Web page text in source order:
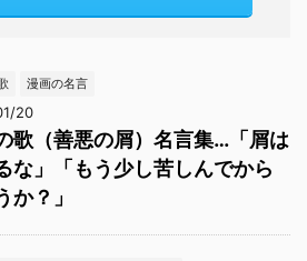
漫画の名言
20
歌（善悪の屑）名言集…「屑は
な」「もう少し苦しんでから
か？」